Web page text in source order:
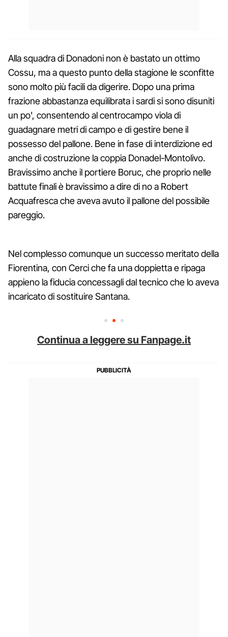
Alla squadra di Donadoni non è bastato un ottimo
Cossu, ma a questo punto della stagione le sconfitte
sono molto più facili da digerire. Dopo una prima
frazione abbastanza equilibrata i sardi si sono disuniti
un po', consentendo al centrocampo viola di
guadagnare metri di campo e di gestire bene il
possesso del pallone. Bene in fase di interdizione ed
anche di costruzione la coppia Donadel-Montolivo.
Bravissimo anche il portiere Boruc, che proprio nelle
battute finali è bravissimo a dire di no a Robert
Acquafresca che aveva avuto il pallone del possibile
pareggio.
Nel complesso comunque un successo meritato della
Fiorentina, con Cerci che fa una doppietta e ripaga
appieno la fiducia concessagli dal tecnico che lo aveva
incaricato di sostituire Santana.
Continua a leggere su Fanpage.it